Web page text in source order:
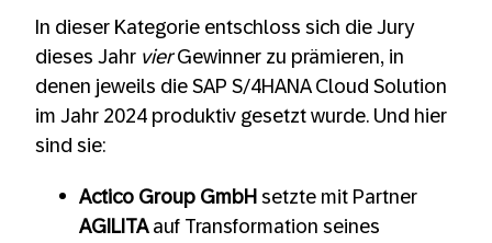
In dieser Kategorie entschloss sich die Jury
dieses Jahr vierGewinner zu prämieren, in
denen jeweils die SAP S/4HANA Cloud Solution
im Jahr 2024 produktiv gesetzt wurde​. Und hier
sind sie:
Actico Group GmbH setzte mit Partner
AGILITAauf Transformation seines